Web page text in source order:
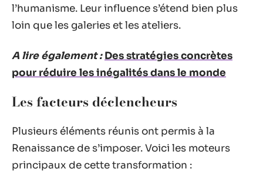
l’humanisme. Leur influence s’étend bien plus
loin que les galeries et les ateliers.
A lire également : Des stratégies concrètes
pour réduire les inégalités dans le monde
Les facteurs déclencheurs
Plusieurs éléments réunis ont permis à la
Renaissance de s’imposer. Voici les moteurs
principaux de cette transformation :